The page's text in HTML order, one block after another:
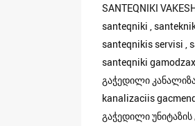
SANTEQNIKI
santeqniki ,
santeqnikis servisi ,
santeqniki
გაჭედილი
kanalizaciis
გაჭედილი უნიტაზის